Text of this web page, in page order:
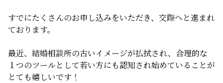
すでにたくさんのお申し込みをいただき、交際へと進まれ
ております。
最近、結婚相談所の古いイメージが払拭され、合理的な
１つのツールとして若い方にも認知され始めていることが
とても嬉しいです！